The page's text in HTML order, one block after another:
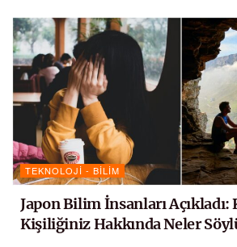
TEKNOLOJI - BILIM
Japon Bilim İnsanları
Kişiliğiniz Hakkında Neler